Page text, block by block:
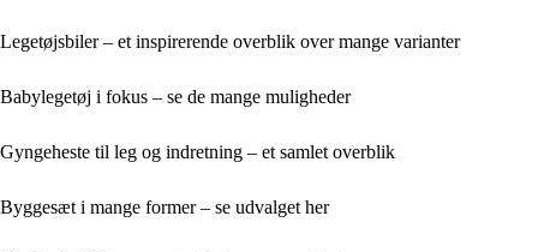
Legetøjsbiler – et inspirerende overblik over mange varianter
Babylegetøj i fokus – se de mange muligheder
Gyngeheste til leg og indretning – et samlet overblik
Byggesæt i mange former – se udvalget her